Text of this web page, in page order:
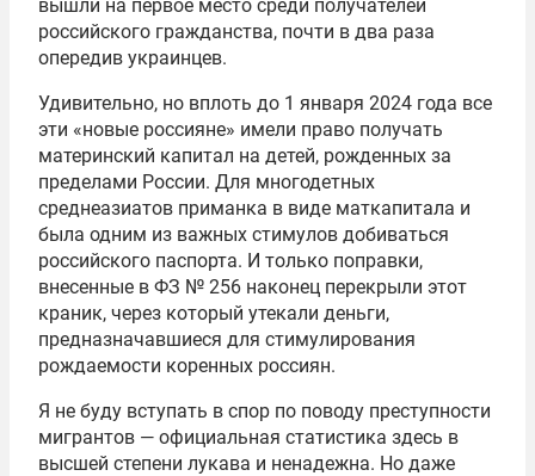
вышли на первое место среди получателей
российского гражданства, почти в два раза
опередив украинцев.
Удивительно, но вплоть до 1 января 2024 года все
эти «новые россияне» имели право получать
материнский капитал на детей, рожденных за
пределами России. Для многодетных
среднеазиатов приманка в виде маткапитала и
была одним из важных стимулов добиваться
российского паспорта. И только поправки,
внесенные в ФЗ № 256 наконец перекрыли этот
краник, через который утекали деньги,
предназначавшиеся для стимулирования
рождаемости коренных россиян.
Я не буду вступать в спор по поводу преступности
мигрантов — официальная статистика здесь в
высшей степени лукава и ненадежна. Но даже